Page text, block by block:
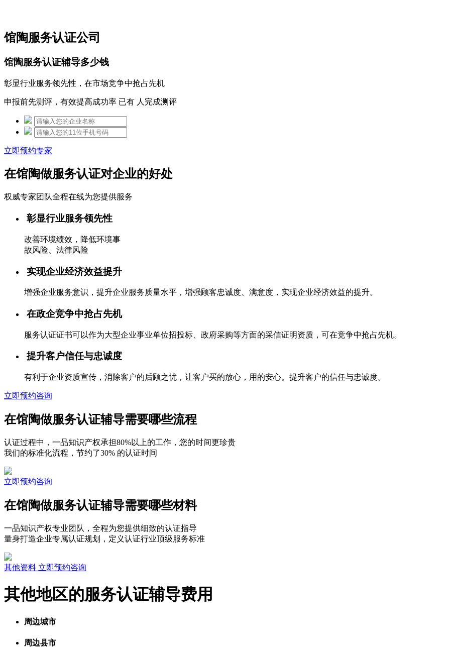
馆陶服务认证公司
馆陶服务认证辅导多少钱
彰显行业服务领先性，在市场竞争中抢占先机
申报前先测评，有效提高成功率 已有 人完成测评
立即预约专家
在馆陶做服务认证对企业的好处
权威专家团队全程在线为您提供服务
彰显行业服务领先性
改善环境绩效，降低环境事
故风险、法律风险
实现企业经济效益提升
增强企业服务意识，提升企业服务质量水平，增强顾客忠诚度、满意度，实现企业经济效益的提升。
在政企竞争中抢占先机
服务认证证书可以作为大型企业事业单位招投标、政府采购等方面的采信证明资质，可在竞争中抢占先机。
提升客户信任与忠诚度
有利于企业资质宣传，消除客户的后顾之忧，让客户买的放心，用的安心。提升客户的信任与忠诚度。
立即预约咨询
在馆陶做服务认证辅导需要哪些流程
认证过程中，一品知识产权承担80%以上的工作，您的时间更珍贵
我们的标准化流程，节约了30% 的认证时间
立即预约咨询
在馆陶做服务认证辅导需要哪些材料
一品知识产权专业团队，全程为您提供细致的认证指导
量身打造企业专属认证规划，定义认证行业顶级服务标准
其他资料 立即预约咨询
其他地区的服务认证辅导费用
周边城市
周边县市